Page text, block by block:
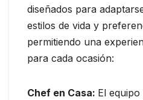
diseñados para
estilos de vida y
permitiendo una
para cada ocasión:
Chef en Casa: El